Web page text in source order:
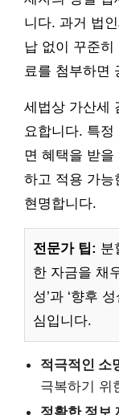
니다. 과거 법
납 없이 꾸준
료를 첨부하면
세법상 가산세
요합니다. 특
면 혜택을 받
하고 적용 가능
현명합니다.
전문가 팁: 분
한 자금을 채
성’과 ‘향후
심입니다.
적극적인 소
극복하기 위